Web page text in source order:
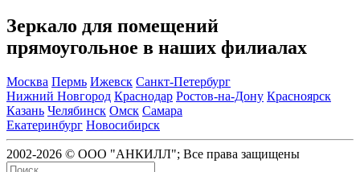
Зеркало для помещений
прямоугольное в наших филиалах
Москва Пермь Ижевск Санкт-Петербург
Нижний Новгород Краснодар Ростов-на-Дону Красноярск
Казань Челябинск Омск Самара
Екатеринбург Новосибирск
2002-2026 © ООО "АНКИЛЛ"; Все права защищены